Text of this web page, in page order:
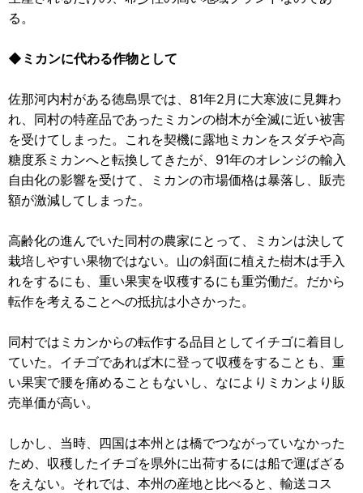
る。
◆ミカンに代わる作物として
佐那河内村がある徳島県では、81年2月に大寒波に見舞わ
れ、同村の特産品であったミカンの樹木が全滅に近い被害
を受けてしまった。これを契機に露地ミカンをスダチや高
糖度系ミカンへと転換してきたが、91年のオレンジの輸入
自由化の影響を受けて、ミカンの市場価格は暴落し、販売
額が激減してしまった。
高齢化の進んでいた同村の農家にとって、ミカンは決して
栽培しやすい果物ではない。山の斜面に植えた樹木は手入
れをするにも、重い果実を収穫するにも重労働だ。だから
転作を考えることへの抵抗は小さかった。
同村ではミカンからの転作する品目としてイチゴに着目し
ていた。イチゴであれば木に登って収穫をすることも、重
い果実で腰を痛めることもないし、なによりミカンより販
売単価が高い。
しかし、当時、四国は本州とは橋でつながっていなかった
ため、収穫したイチゴを県外に出荷するには船で運ばざる
をえない。それでは、本州の産地と比べると、輸送コス